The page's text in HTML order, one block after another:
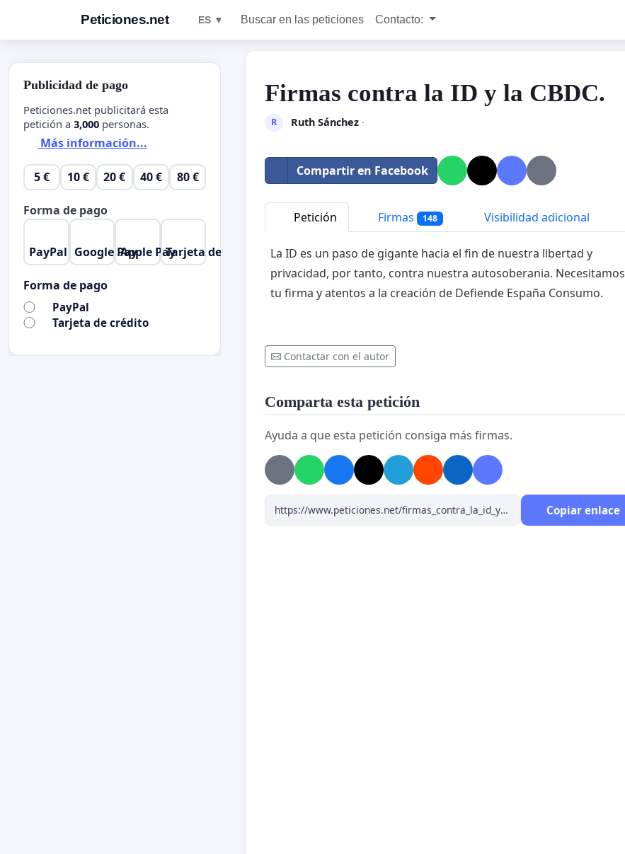
Peticiones.net ES ▼ Buscar en las peticiones Contacto:
Firmas contra la ID y la CBDC.
R Ruth Sánchez·
Compartir en Facebook
Petición Firmas 148 Visibilidad adicional
La ID es un paso de gigante hacia el fin de nuestra libertad y
privacidad, por tanto, contra nuestra autosoberania. Necesitamos
tu firma y atentos a la creación de Defiende España Consumo.
Contactar con el autor
Comparta esta petición
Ayuda a que esta petición consiga más firmas.
Copiar enlace
Publicidad de pago
Peticiones.net publicitará esta
petición a 3,000 personas.
Más información...
5 € 10 € 20 € 40 € 80 €
Forma de pago
PayPal Google PayApple PayTarjeta de crédito
Forma de pago
PayPal
Tarjeta de crédito